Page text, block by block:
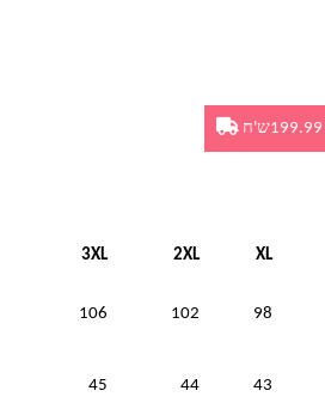
XL
2XL
3XL
98
102
106
43
44
45